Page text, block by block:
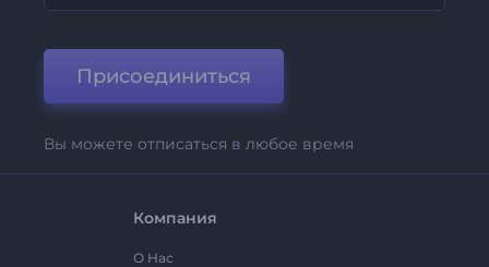
Присоединиться
Вы можете отписаться в любое время
Компания
О Нас